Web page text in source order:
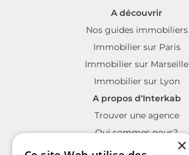
A découvrir
Nos guides immobiliers
Immobilier sur Paris
Immobilier sur Marseille
Immobilier sur Lyon
A propos d'Interkab
Trouver une agence
Qui sommes nous?
La charte Interkab
×